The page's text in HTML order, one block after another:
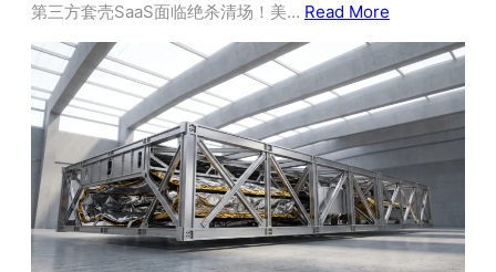
第三方套壳SaaS面临绝杀清场！美… Read More